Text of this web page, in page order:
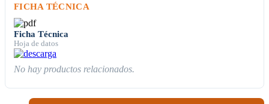
FICHA TÉCNICA
Ficha Técnica
Hoja de datos
No hay productos relacionados.